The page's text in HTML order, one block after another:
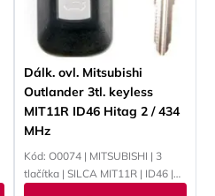
Dálk. ovl. Mitsubishi
Outlander 3tl. keyless
MIT11R ID46 Hitag 2 / 434
MHz
Kód: O0074 | MITSUBISHI | 3
tlačítka | SILCA MIT11R | ID46 |